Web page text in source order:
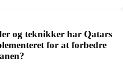
og teknikker har Qatars
for at forbedre